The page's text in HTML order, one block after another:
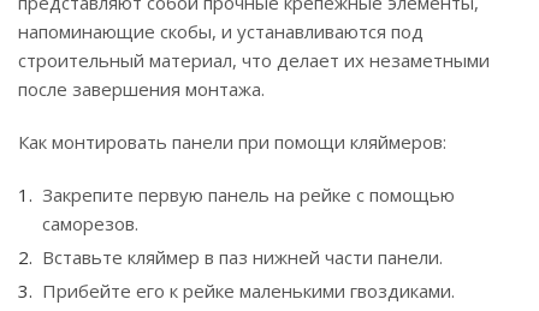
напоминающие скобы, и устанавливаются под
строительный материал, что делает их незаметными
после завершения монтажа.
Как монтировать панели при помощи кляймеров:
Закрепите первую панель на рейке с помощью
саморезов.
Вставьте кляймер в паз нижней части панели.
Прибейте его к рейке маленькими гвоздиками.